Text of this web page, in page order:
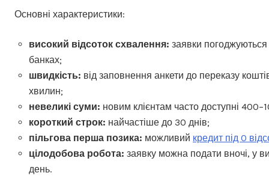
Основні характеристики:
високий відсоток схвалення: заявки
банках;
швидкість: від заповнення анкети до переказу
хвилин;
невеликі суми: новим клієнтам часто доступні
короткий строк: найчастіше до 30 днів;
пільгова перша позика: можливий кредит під 0
цілодобова робота: заявку можна подати вночі, у
день.